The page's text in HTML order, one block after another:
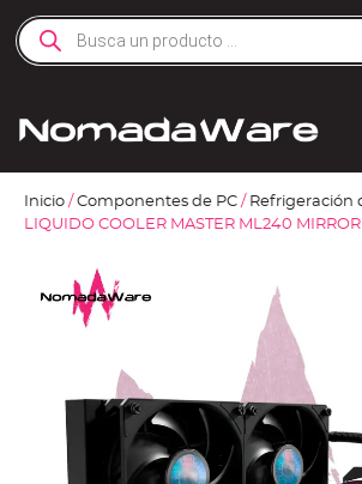
Inicio / Componentes de PC / Refrigeración
LIQUIDO COOLER MASTER ML240